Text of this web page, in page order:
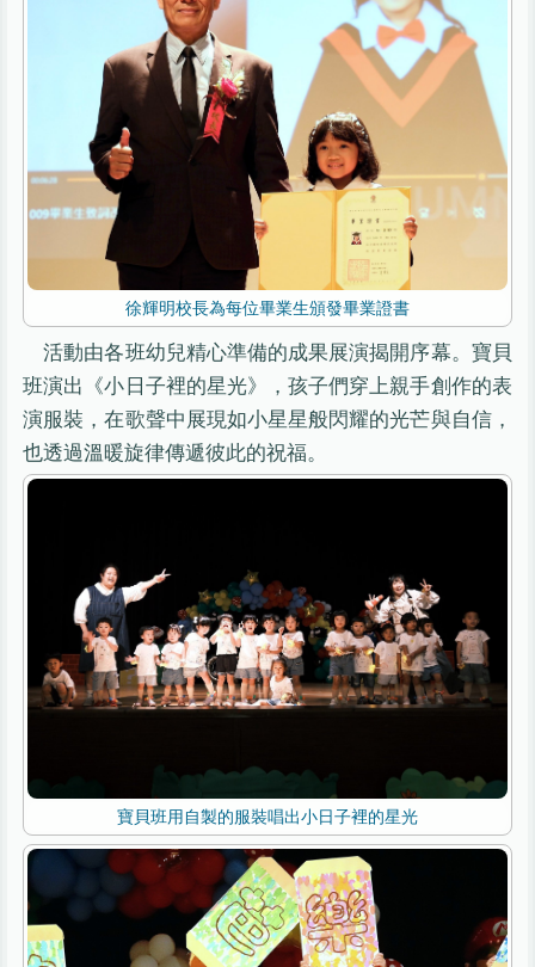
徐輝明校長為每位畢業生頒發畢業證書
活動由各班幼兒精心準備的成果展演揭開序幕。寶貝
班演出《小日子裡的星光》，孩子們穿上親手創作的表
演服裝，在歌聲中展現如小星星般閃耀的光芒與自信，
也透過溫暖旋律傳遞彼此的祝福。
寶貝班用自製的服裝唱出小日子裡的星光